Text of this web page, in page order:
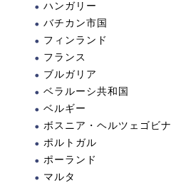
ハンガリー
バチカン市国
フィンランド
フランス
ブルガリア
ベラルーシ共和国
ベルギー
ボスニア・ヘルツェゴビナ
ポルトガル
ポーランド
マルタ